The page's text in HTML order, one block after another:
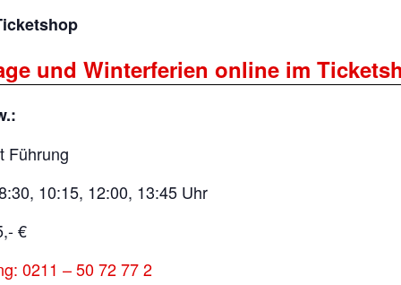
und Winterferien online im
Führung
10:15, 12:00, 13:45 Uhr
€
0211 – 50 72 77 2